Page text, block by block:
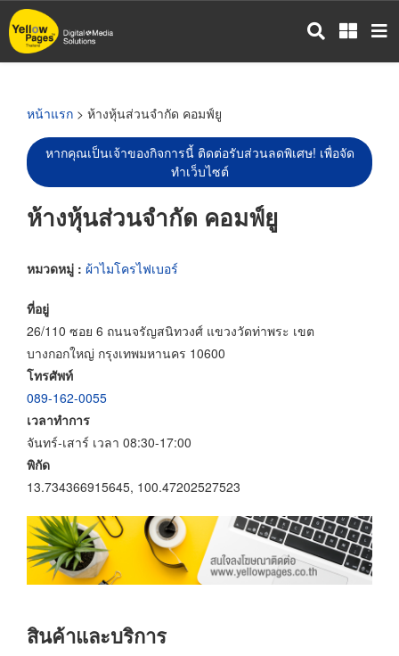
ข้าม
ไป
หน้าแรก > ห้างหุ้นส่วนจำกัด คอมฟ์ยู
หากคุณเป็นเจ้าของกิจการนี้ ติดต่อรับส่วนลดพิเศษ! เพื่อจัด
ทำเว็บไซต์
ห้างหุ้นส่วนจำกัด คอมฟ์ยู
หมวดหมู่ : ผ้าไมโครไฟเบอร์
ที่อยู่
26/110 ซอย 6 ถนนจรัญสนิทวงศ์ แขวงวัดท่าพระ เขต
บางกอกใหญ่ กรุงเทพมหานคร 10600
โทรศัพท์
089-162-0055
เวลาทำการ
จันทร์-เสาร์ เวลา 08:30-17:00
พิกัด
13.734366915645, 100.47202527523
สินค้าและบริการ